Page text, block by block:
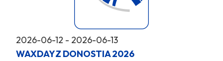
2026-06-12 - 2026-06-13
WAXDAYZ DONOSTIA 2026